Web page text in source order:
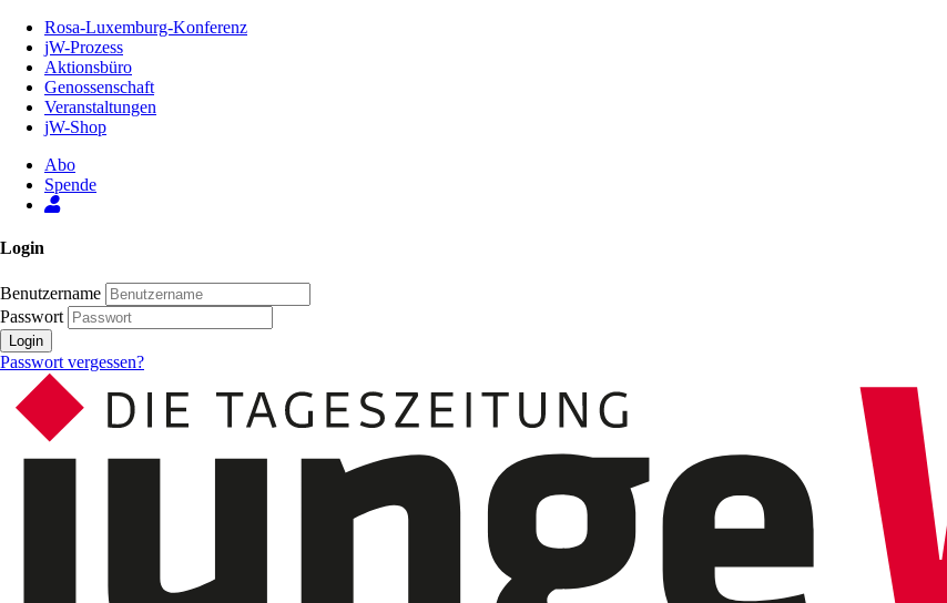
Inhalt
Seite
Rosa-Luxemburg-Konferenz
jW-Prozess
Aktionsbüro
Genossenschaft
Veranstaltungen
jW-Shop
Abo
Spende
Login
Benutzername
Passwort
Login
Passwort vergessen?